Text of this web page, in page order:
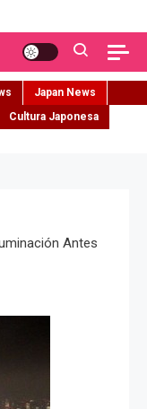
Japan News
Cultura Japonesa
Antes